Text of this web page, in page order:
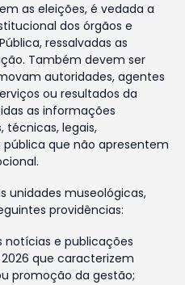
as eleições, é vedada a
dos órgãos e
ressalvadas as
Também devem ser
autoridades, agentes
ou resultados da
as informações
legais,
que não apresentem
unidades museológicas,
providências:
e publicações
que caracterizem
promoção da gestão;